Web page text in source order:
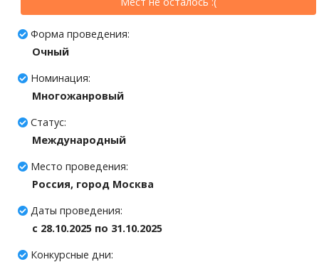
Форма проведения:
Очный
Номинация:
Многожанровый
Статус:
Международный
Место проведения:
Россия, город Москва
Даты проведения:
c 28.10.2025 по 31.10.2025
Конкурсные дни: